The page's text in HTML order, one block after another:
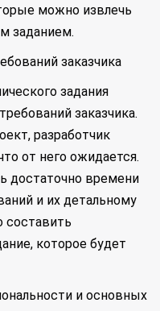
можно извлечь
заданием.
заказчика
задания
заказчика.
разработчик
от него ожидается.
достаточно времени
и их детальному
составить
которое будет
и основных